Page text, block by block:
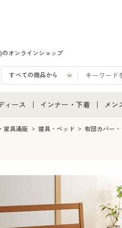
オンラインショップ
ィース
ィース通販すべて
下着
インナー・下着
インナー・下着通販すべ
メンズ下着
ジュニア・ティーンズ下
メン
メン
家具通販 寝具・ベッド 布団カバー